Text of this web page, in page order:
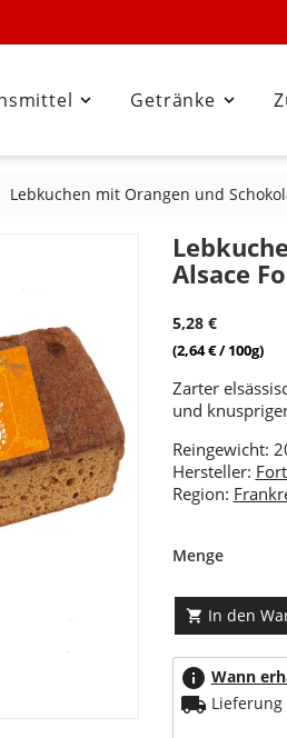
 
Getränke
Lebkuchen mit Orangen und
Alsace
5,28 €
(2,64 € / 100g)
Zarter
und
Reingewicht:
Hersteller:
Region:
Menge
 In den
info Wann
local_shipping Lieferung